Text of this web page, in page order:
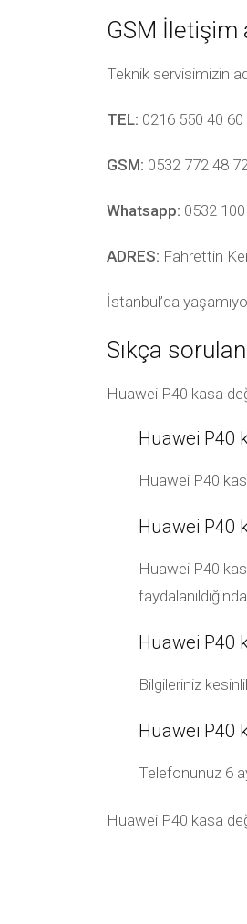
GSM İletişim
Teknik servisimizin
TEL: 0216 550 40 60
GSM: 0532 772 48
Whatsapp: 0532
ADRES: Fahrettin
İstanbul’da
Sıkça
Huawei P40 kasa
Huawei P40
Huawei P40
Huawei P40
Huawei P40
Huawei P40
Bilgileriniz
Huawei P40
Telefonunuz 6
Huawei P40 kasa